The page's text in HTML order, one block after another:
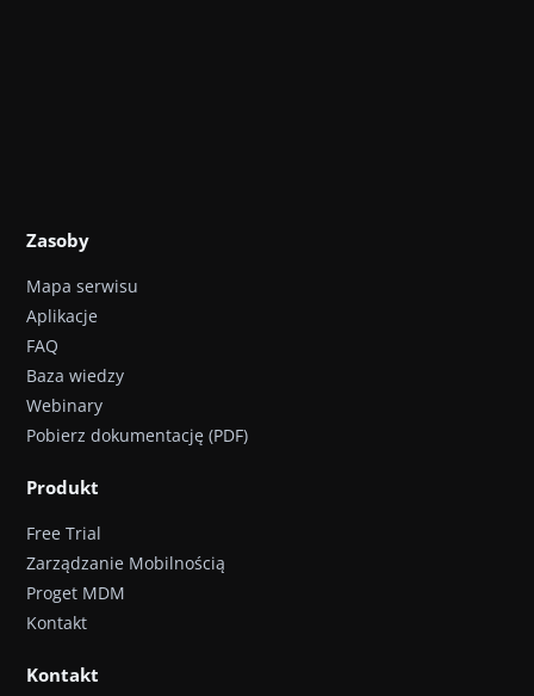
Zasoby
Mapa serwisu
Aplikacje
FAQ
Baza wiedzy
Webinary
Pobierz dokumentację (PDF)
Produkt
Free Trial
Zarządzanie Mobilnością
Proget MDM
Kontakt
Kontakt